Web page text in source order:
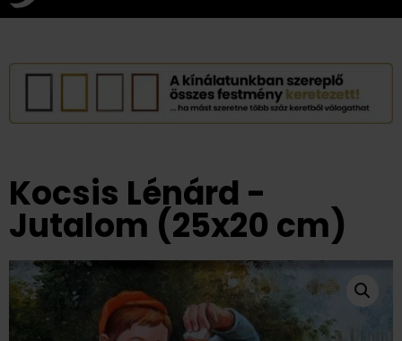
Kocsis Lénárd -
Jutalom (25x20 cm)